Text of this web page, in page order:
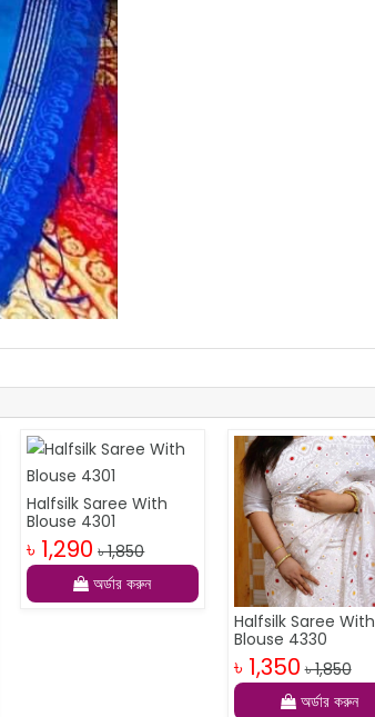
Halfsilk Saree With
Blouse 4301
৳ 1,290 ৳ 1,850
অর্ডার করুন
Halfsilk Saree With
Blouse 4330
৳ 1,350 ৳ 1,850
অর্ডার করুন